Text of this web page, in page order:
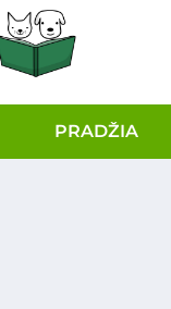
PRADŽIA